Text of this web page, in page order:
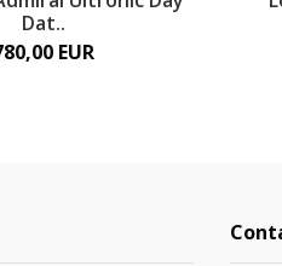
Dat..
EUR